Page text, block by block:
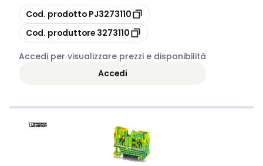
copia
Cod. prodotto PJ3273110
copia
Cod. produttore 3273110
Accedi per visualizzare prezzi e disponibilità
Accedi